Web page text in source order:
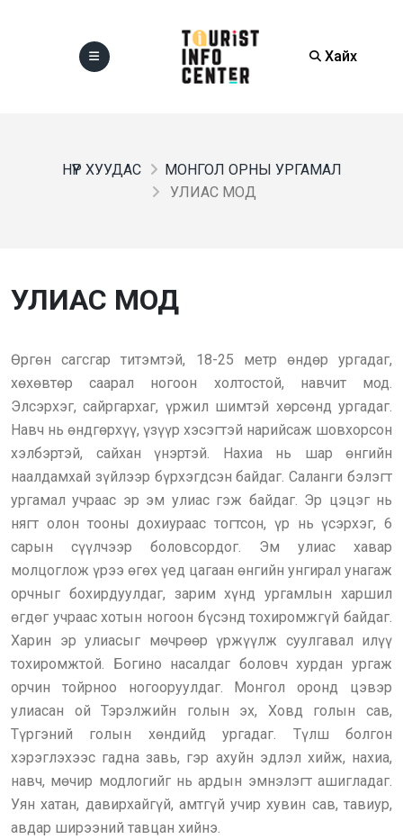
Хайх
НҮҮР ХУУДАС
МОНГОЛ ОРНЫ УРГАМАЛ
УЛИАС МОД
УЛИАС МОД
Өргөн сагсгар титэмтэй, 18-25 метр өндөр ургадаг,
хөхөвтөр саарал ногоон холтостой, навчит мод.
Элсэрхэг, сайргархаг, үржил шимтэй хөрсөнд ургадаг.
Навч нь өндгөрхүү, үзүүр хэсэгтэй нарийсаж шовхорсон
хэлбэртэй, сайхан үнэртэй. Нахиа нь шар өнгийн
наалдамхай зүйлээр бүрхэгдсэн байдаг. Саланги бэлэгт
ургамал учраас эр эм улиас гэж байдаг. Эр цэцэг нь
нягт олон тооны дохиураас тогтсон, үр нь үсэрхэг, 6
сарын сүүлчээр боловсордог. Эм улиас хавар
молцоглож үрээ өгөх үед цагаан өнгийн унгирал унагаж
орчныг бохирдуулдаг, зарим хүнд ургамлын харшил
өгдөг учраас хотын ногоон бүсэнд тохиромжгүй байдаг.
Харин эр улиасыг мөчрөөр үржүүлж суулгавал илүү
тохиромжтой. Богино насалдаг боловч хурдан ургаж
орчин тойрноо ногооруулдаг. Монгол оронд цэвэр
улиасан ой Тэрэлжийн голын эх, Ховд голын сав,
Түргэний голын хөндийд ургадаг. Түлш болгон
хэрэглэхээс гадна завь, гэр ахуйн эдлэл хийж, нахиа,
навч, мөчир модлогийг нь ардын эмнэлэгт ашигладаг.
Уян хатан, давирхайгүй, амтгүй учир хувин сав, тавиур,
авдар ширээний тавцан хийнэ.